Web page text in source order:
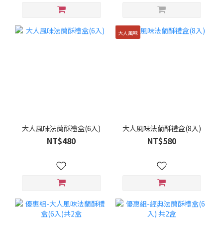
大人風味法蘭酥禮盒(6入)
NT$480
大人風味
大人風味法蘭酥禮盒(8入)
NT$580